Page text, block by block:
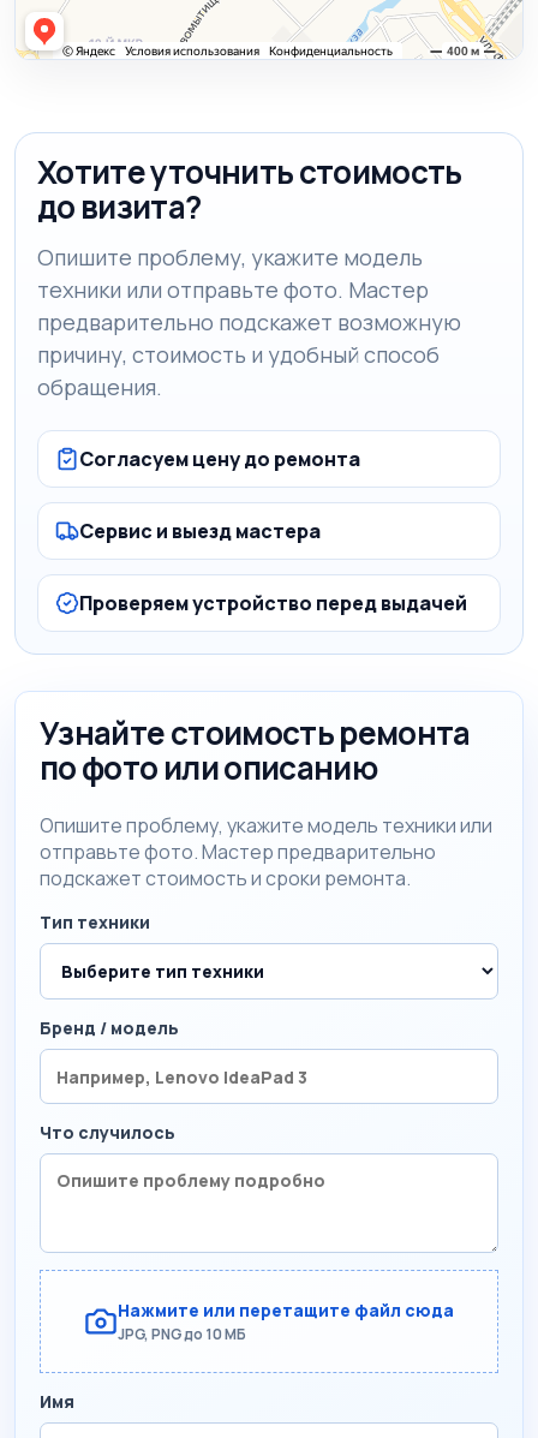
Хотите уточнить стоимость
до визита?
Опишите проблему, укажите модель
техники или отправьте фото. Мастер
предварительно подскажет возможную
причину, стоимость и удобный способ
обращения.
Согласуем цену до ремонта
Сервис и выезд мастера
Проверяем устройство перед выдачей
Узнайте стоимость ремонта
по фото или описанию
Опишите проблему, укажите модель техники или
отправьте фото. Мастер предварительно
подскажет стоимость и сроки ремонта.
Тип техники
Бренд / модель
Что случилось
Нажмите или перетащите файл сюда
JPG, PNG до 10 МБ
Имя